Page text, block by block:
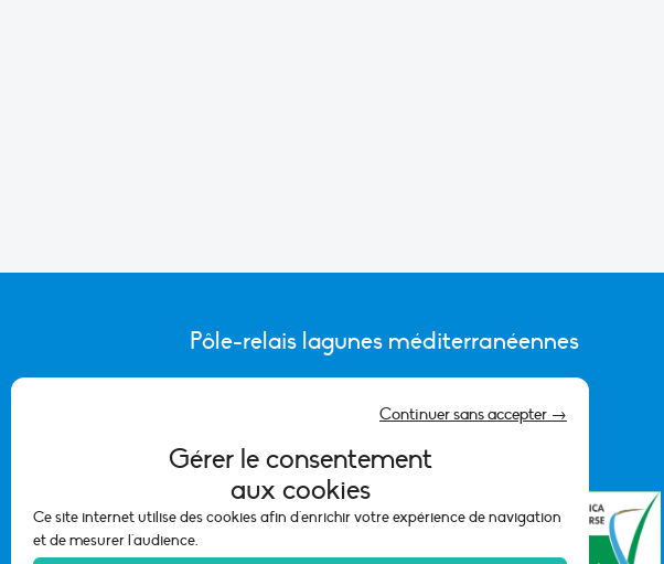
Gérer le consentement
aux cookies
Ce site internet utilise des cookies afin d'enrichir votre expérience de navigation
et de mesurer l'audience.
Continuer sans accepter →
Pôle-relais lagunes méditerranéennes
CONTACTER L’ÉQUIPE DU PÔLE